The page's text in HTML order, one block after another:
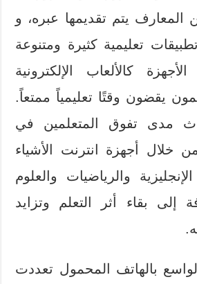
المعارف يتم تقديمها عبره، و
تعليمية كثيرة ومتنوعة
كالألعاب الإلكترونية
يقضون وقتًا تعليمياً ممتعاً.
مدى تفوق المتعلمين في
خلال أجهزة انترنت الأشياء
والرياضيات والعلوم
إلى بقاء أثر التعلم وتزايد
بالهاتف المحمول تعددت